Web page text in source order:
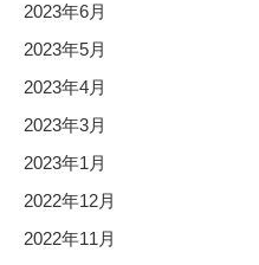
2023年6月
2023年5月
2023年4月
2023年3月
2023年1月
2022年12月
2022年11月